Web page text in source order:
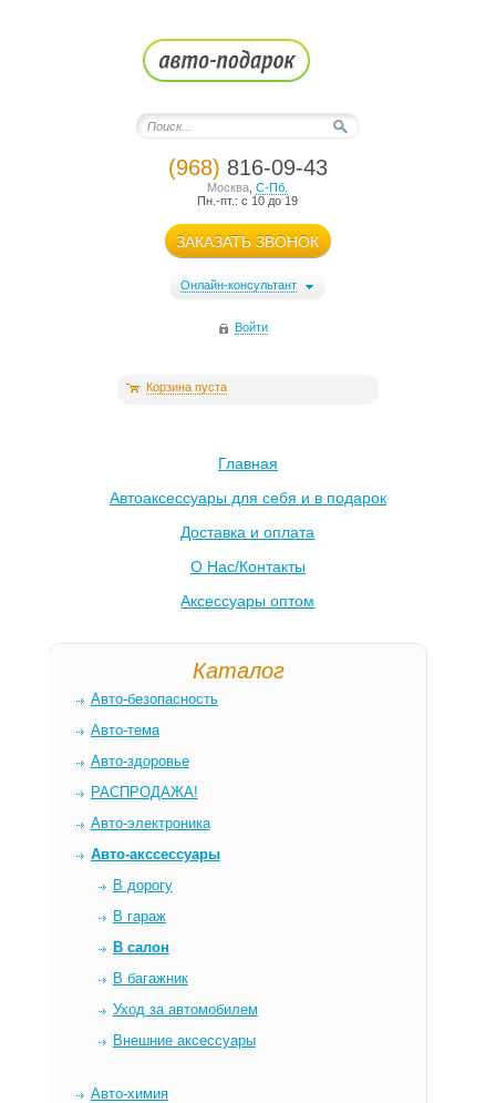
(968) 816-09-43
Москва ,С-Пб.
Пн.-пт.: с 10 до 19
ЗАКАЗАТЬ ЗВОНОК
Онлайн-консультант
Войти
Корзина пуста
Главная
Автоаксессуары для себя и в подарок
Доставка и оплата
О Нас/Контакты
Аксессуары оптом
Каталог
Авто-безопасность
Авто-тема
Авто-здоровье
РАСПРОДАЖА!
Авто-электроника
Авто-акссессуары
В дорогу
В гараж
В салон
В багажник
Уход за автомобилем
Внешние аксессуары
Авто-химия